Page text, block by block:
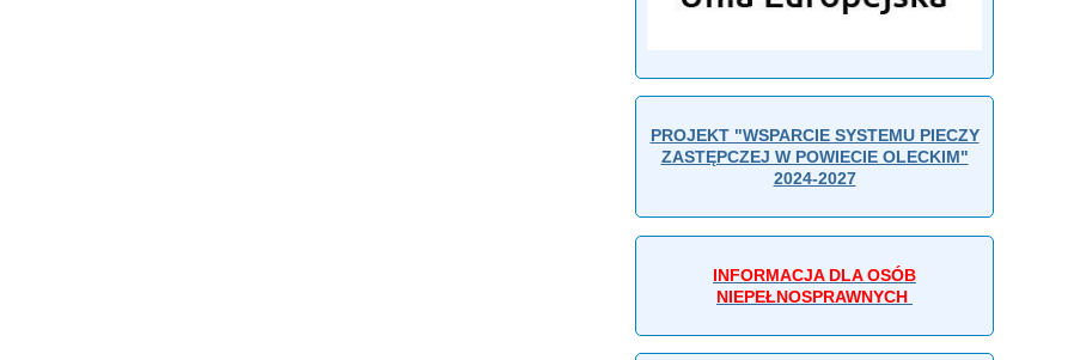
PROJEKT "WSPARCIE SYSTEMU PIECZY
ZASTĘPCZEJ W POWIECIE OLECKIM"
2024-2027
INFORMACJA DLA OSÓB
NIEPEŁNOSPRAWNYCH